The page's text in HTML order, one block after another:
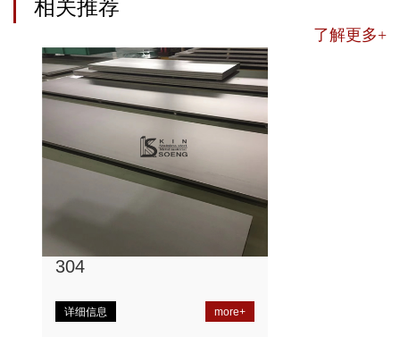
相关推荐
了解更多+
304
详细信息 more+